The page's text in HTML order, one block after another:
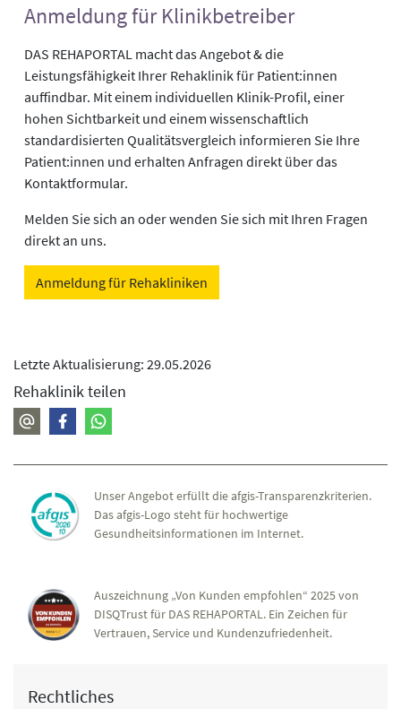
Anmeldung für Klinikbetreiber
DAS REHAPORTAL macht das Angebot & die
Leistungsfähigkeit Ihrer Rehaklinik für Patient:innen
auffindbar. Mit einem individuellen Klinik-Profil, einer
hohen Sichtbarkeit und einem wissenschaftlich
standardisierten Qualitätsvergleich informieren Sie Ihre
Patient:innen und erhalten Anfragen direkt über das
Kontaktformular.
Melden Sie sich an oder wenden Sie sich mit Ihren Fragen
direkt an uns.
Anmeldung für Rehakliniken
Letzte Aktualisierung: 29.05.2026
Rehaklinik teilen
Unser Angebot erfüllt die afgis-Transparenzkriterien.
Das afgis-Logo steht für hochwertige
Gesundheitsinformationen im Internet.
Auszeichnung „Von Kunden empfohlen“ 2025 von
DISQTrust für DAS REHAPORTAL. Ein Zeichen für
Vertrauen, Service und Kundenzufriedenheit.
Rechtliches